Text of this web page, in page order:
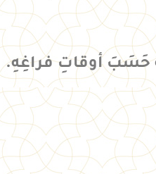
حَسَبَ أوقاتِ فراغِهِ.